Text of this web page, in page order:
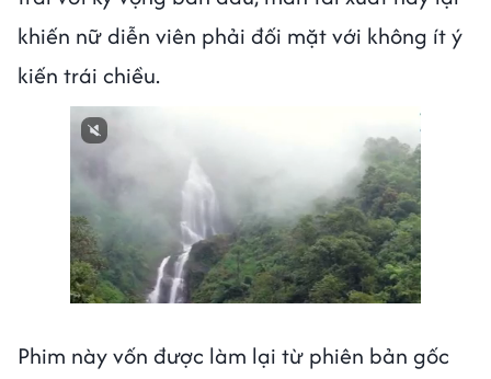
khiến nữ diễn viên phải đối mặt với không ít ý
kiến trái chiều.
Next video in 3 Cancel
Phim này vốn được làm lại từ phiên bản gốc